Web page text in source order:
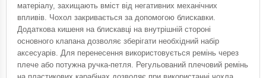
матеріалу, захищають вміст від негативних механічних
впливів. Чохол закривається за допомогою блискавки.
Додаткова кишеня на блискавці на внутрішній стороні
основного клапана дозволяє зберігати необхідний набір
аксесуарів. Для перенесення використовується ремінь через
плече або потужна ручка-петля. Регульований плечовий ремінь